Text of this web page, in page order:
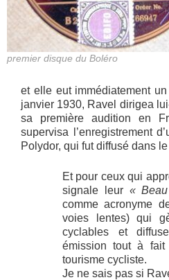
premier disque du Boléro
et elle eut immédiatement
janvier 1930, Ravel dirigea
sa première audition en
supervisa l’enregistrement
Polydor, qui fut diffusé dans
Et pour ceux qui
signale leur «
comme acronyme
voies lentes) qui
cyclables et
émission tout à fait
tourisme cycliste.
Je ne sais pas si